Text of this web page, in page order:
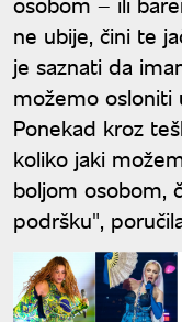
ne ubije, čini te
je saznati da
možemo osloniti
Ponekad kroz
koliko jaki
boljom osobom,
podršku",